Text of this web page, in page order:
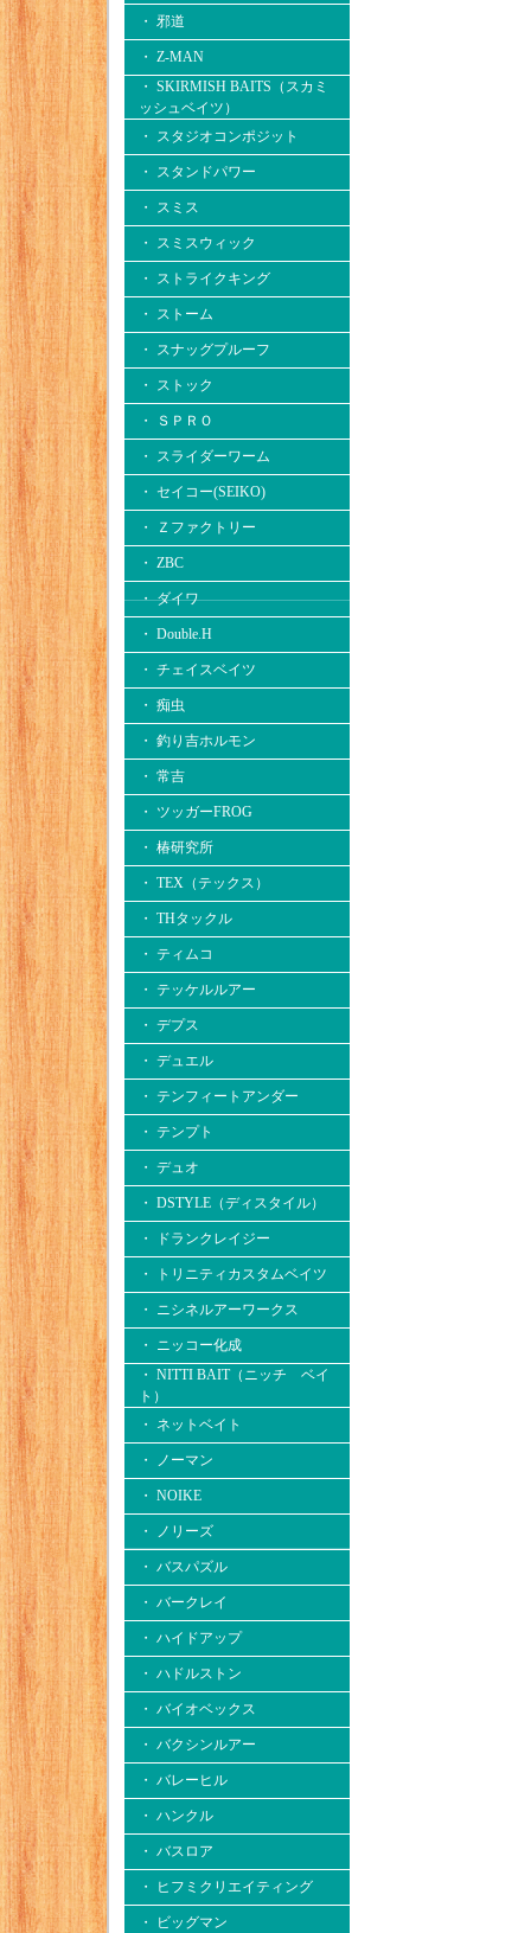
・ 邪道
・ Z-MAN
・ SKIRMISH BAITS（スカミ
ッシュベイツ）
・ スタジオコンポジット
・ スタンドパワー
・ スミス
・ スミスウィック
・ ストライクキング
・ ストーム
・ スナッグプルーフ
・ ストック
・ ＳＰＲＯ
・ スライダーワーム
・ セイコー(SEIKO)
・ Ｚファクトリー
・ ZBC
・ ダイワ
・ Double.H
・ チェイスベイツ
・ 痴虫
・ 釣り吉ホルモン
・ 常吉
・ ツッガーFROG
・ 椿研究所
・ TEX（テックス）
・ THタックル
・ ティムコ
・ テッケルルアー
・ デプス
・ デュエル
・ テンフィートアンダー
・ テンプト
・ デュオ
・ DSTYLE（ディスタイル）
・ ドランクレイジー
・ トリニティカスタムベイツ
・ ニシネルアーワークス
・ ニッコー化成
・ NITTI BAIT（ニッチ ベイ
ト）
・ ネットベイト
・ ノーマン
・ NOIKE
・ ノリーズ
・ バスパズル
・ バークレイ
・ ハイドアップ
・ ハドルストン
・ バイオベックス
・ バクシンルアー
・ バレーヒル
・ ハンクル
・ バスロア
・ ヒフミクリエイティング
・ ビッグマン